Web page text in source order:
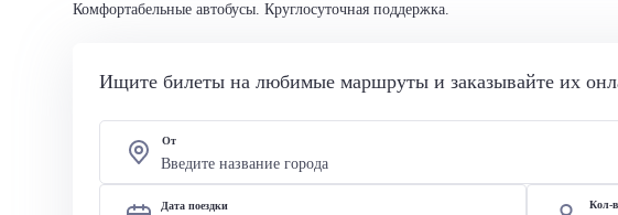
Комфортабельные автобусы. Круглосуточная поддержка.
Ищите билеты на любимые маршруты и заказывайте их
От
Дата поездки Кол-